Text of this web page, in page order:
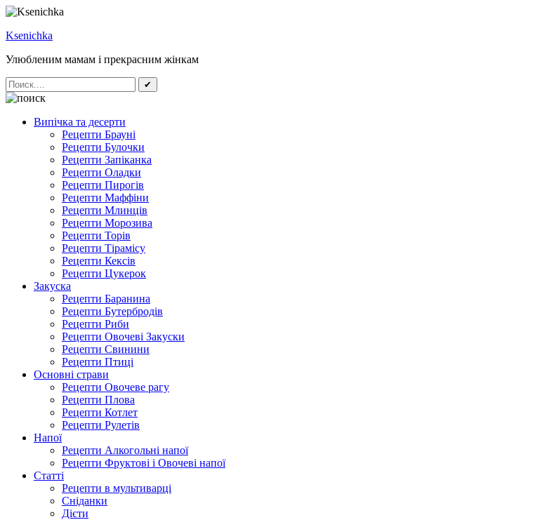
Ksenichka
Улюбленим мамам і прекрасним жінкам
✔
Випічка та десерти
Рецепти Брауні
Рецепти Булочки
Рецепти Запіканка
Рецепти Оладки
Рецепти Пирогів
Рецепти Маффіни
Рецепти Млинців
Рецепти Морозива
Рецепти Торів
Рецепти Тірамісу
Рецепти Кексів
Рецепти Цукерок
Закуска
Рецепти Баранина
Рецепти Бутербродів
Рецепти Риби
Рецепти Овочеві Закуски
Рецепти Свинини
Рецепти Птиці
Основні страви
Рецепти Овочеве рагу
Рецепти Плова
Рецепти Котлет
Рецепти Рулетів
Напої
Рецепти Алкогольні напої
Рецепти Фруктові і Овочеві напої
Статті
Рецепти в мультиварці
Сніданки
Дієти